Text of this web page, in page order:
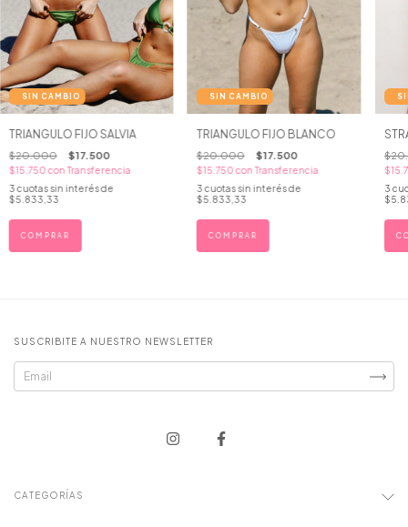
TRIANGULO FIJO SALVIA
$20.000 $17.500
$15.750con Transferencia
3 cuotas sin interés de
$5.833,33
COMPRAR
TRIANGULO FIJO BLANCO
$20.000 $17.500
$15.750con Transferencia
3 cuotas sin interés de
$5.833,33
COMPRAR
3
SUSCRIBITE A NUESTRO NEWSLETTER
CATEGORÍAS